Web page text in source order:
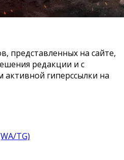
представленных на сайте,
редакции и с
активной гиперссылки на
TG)